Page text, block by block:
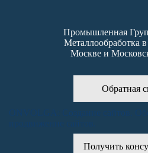
Промышленная
Металлообработка в
Москве и
Обратная
Получить